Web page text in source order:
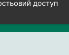
доступ